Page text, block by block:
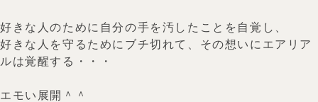
好きな人のために自分の手を汚したことを自覚し、
好きな人を守るためにブチ切れて、その想いにエアリア
ルは覚醒する・・・
エモい展開＾＾